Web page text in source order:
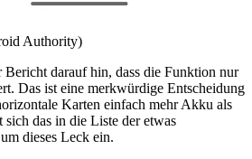
Authority)
Bericht darauf hin, dass die Funktion nur
Das ist eine merkwürdige Entscheidung
Karten einfach mehr Akku als
sich das in die Liste der etwas
dieses Leck ein.